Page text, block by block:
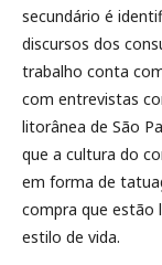
secundário é
discursos dos
trabalho conta
com entrevistas
litorânea de São
que a cultura do
em forma de
compra que estão
estilo de vida.